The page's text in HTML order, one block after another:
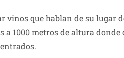
que hablan de su lugar
1000 metros de altura